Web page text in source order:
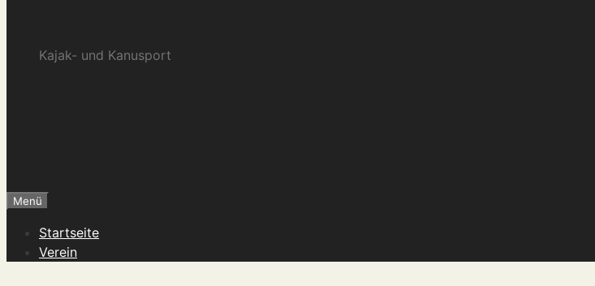
Kajak- und Kanusport
Menü
Startseite
Verein